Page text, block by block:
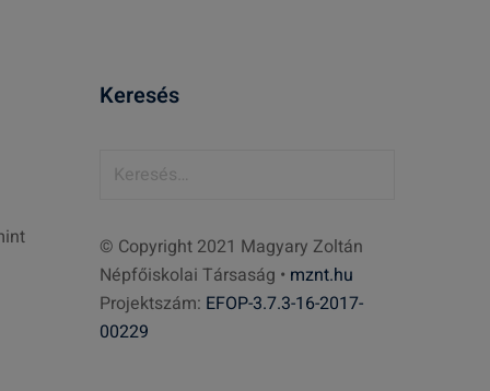
Keresés
e
s
é
s
© Copyright 2021 Magyary Zoltán
Népfőiskolai Társaság • mznt.hu
Projektszám: EFOP-3.7.3-16-2017-
00229